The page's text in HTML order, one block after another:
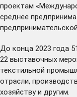
проектам
среднее
До конца 2023 года
22 выставочных
текстильной
отрасли,
хозяйству и другим.